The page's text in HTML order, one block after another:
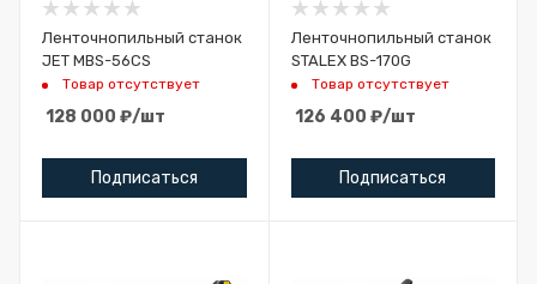
Ленточнопильный станок
JET MBS-56CS
Товар отсутствует
128 000 ₽/шт
Подписаться
Ленточнопильный станок
STALEX BS-170G
Товар отсутствует
126 400 ₽/шт
Подписаться